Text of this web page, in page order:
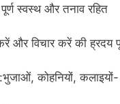
स्वस्थ और तनाव रहित
और विचार करें की ह्रदय
कोहनियों, कलाइयों-